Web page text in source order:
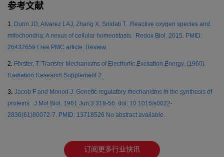
参考文献
1. Dunn JD, Alvarez LAJ, Zhang X, Soldati T. Reactive oxygen species and
mitochondria: A nexus of cellular homeostasis. Redox Biol. 2015. PMID:
26432659 Free PMC article. Review.
2. Förster, T. Transfer Mechanisms of Electronic Excitation Energy. (1960).
Radiation Research Supplement 2.
3. Jacob F and Monod J. Genetic regulatory mechanisms in the synthesis of
proteins. J Mol Biol. 1961 Jun;3:318-56. doi: 10.1016/s0022-
2836(61)80072-7. PMID: 13718526 No abstract available.
订阅更多行业快讯